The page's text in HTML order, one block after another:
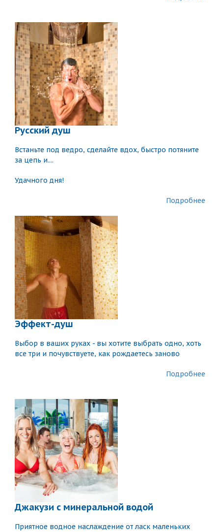
Русский душ
Встаньте под ведро, сделайте вдох, быстро потяните
за цепь и....
Удачного дня!
Подробнее
Эффект-душ
Выбор в ваших руках - вы хотите выбрать одно, хоть
все три и почувствуете, как рождаетесь заново
Подробнее
Джакузи с минеральной водой
Приятное водное наслаждение от ласк маленьких